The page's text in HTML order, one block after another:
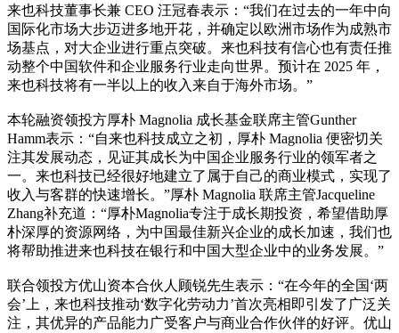
来也科技董事长兼 CEO 汪冠春表示：“我们在过去的一年中向
国际化市场大步迈进多地开花，并确定以欧洲市场作为成熟市
场基点，对大企业进行重点突破。来也科技有信心也有责任推
动整个中国软件和企业服务行业走向世界。预计在 2025 年，
来也科技将有一半以上的收入来自于海外市场。”
本轮融资领投方厚朴 Magnolia 成长基金联席主管Gunther
Hamm表示：“自来也科技成立之初，厚朴 Magnolia 便密切关
注其发展动态，见证其成长为中国企业服务行业的领军者之
一。来也科技已经很好地建立了属于自己的商业模式，实现了
收入与客群的快速增长。”厚朴 Magnolia 联席主管Jacqueline
Zhang补充道：“厚朴Magnolia专注于成长期投资，希望借助厚
朴深厚的资源网络，为中国最佳新兴企业的成长加速，我们也
将帮助推进来也科技在银行和中国大型企业中的业务发展。”
联合领投方优山资本合伙人顾锐先生表示：“在今年的全国‘两
会’上，来也科技推动‘数字化劳动力’首次亮相即引发了广泛关
注，其优异的产品能力广受客户与商业合作伙伴的好评。优山